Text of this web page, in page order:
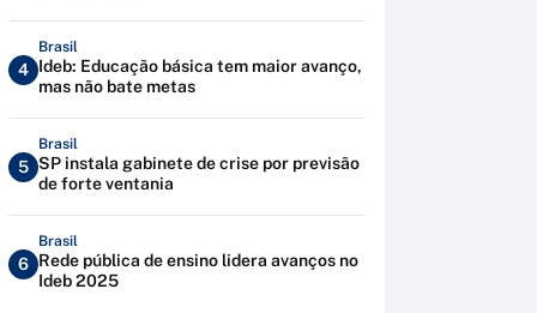
4
Brasil
Ideb: Educação básica tem maior avanço,
mas não bate metas
5
Brasil
SP instala gabinete de crise por previsão
de forte ventania
6
Brasil
Rede pública de ensino lidera avanços no
Ideb 2025